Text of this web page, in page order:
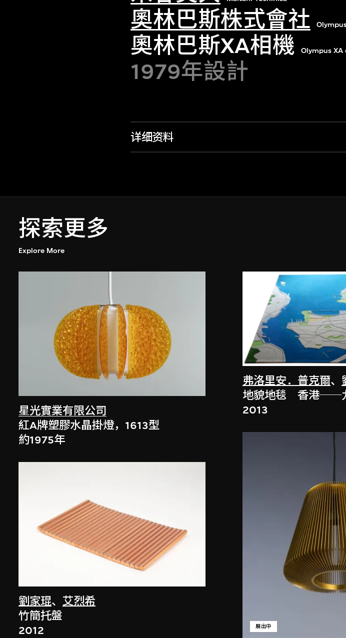
奧林巴斯株式會社
奧林巴斯XA相機 Olympus XA
1979年設計
详细资料
探索更多
Explore More
星光實業有限公司
紅A牌塑膠水晶掛燈，1613型
約1975年
劉家琨、艾烈希
竹簡托盤
2012
弗洛里安．普克爾、
地貌地毯 香港──
2013
展出中